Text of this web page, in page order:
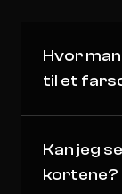
Hvor
til et
Kan jeg
kortene?